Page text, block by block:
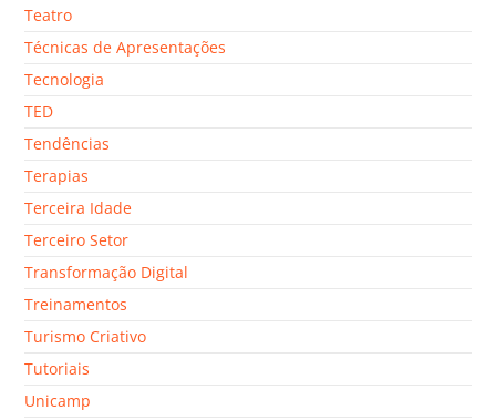
Teatro
Técnicas de Apresentações
Tecnologia
TED
Tendências
Terapias
Terceira Idade
Terceiro Setor
Transformação Digital
Treinamentos
Turismo Criativo
Tutoriais
Unicamp